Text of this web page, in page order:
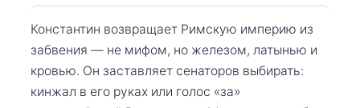
Константин возвращает Римскую империю из
забвения — не мифом, но железом, латынью и
кровью. Он заставляет сенаторов выбирать:
кинжал в его руках или голос «за»